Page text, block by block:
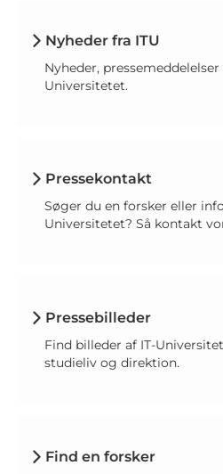
Nyheder fra ITU
Nyheder,
Universitetet.
Pressekontakt
Søger du en forsker eller
Universitetet? Så kontakt
Pressebilleder
Find billeder af IT-
studieliv og direktion.
Find en forsker